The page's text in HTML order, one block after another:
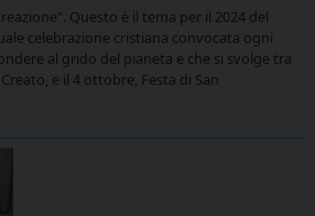
Questo è il tema per il 2024 del
celebrazione cristiana convocata ogni
al grido del pianeta e che si svolge tra
e il 4 ottobre, Festa di San